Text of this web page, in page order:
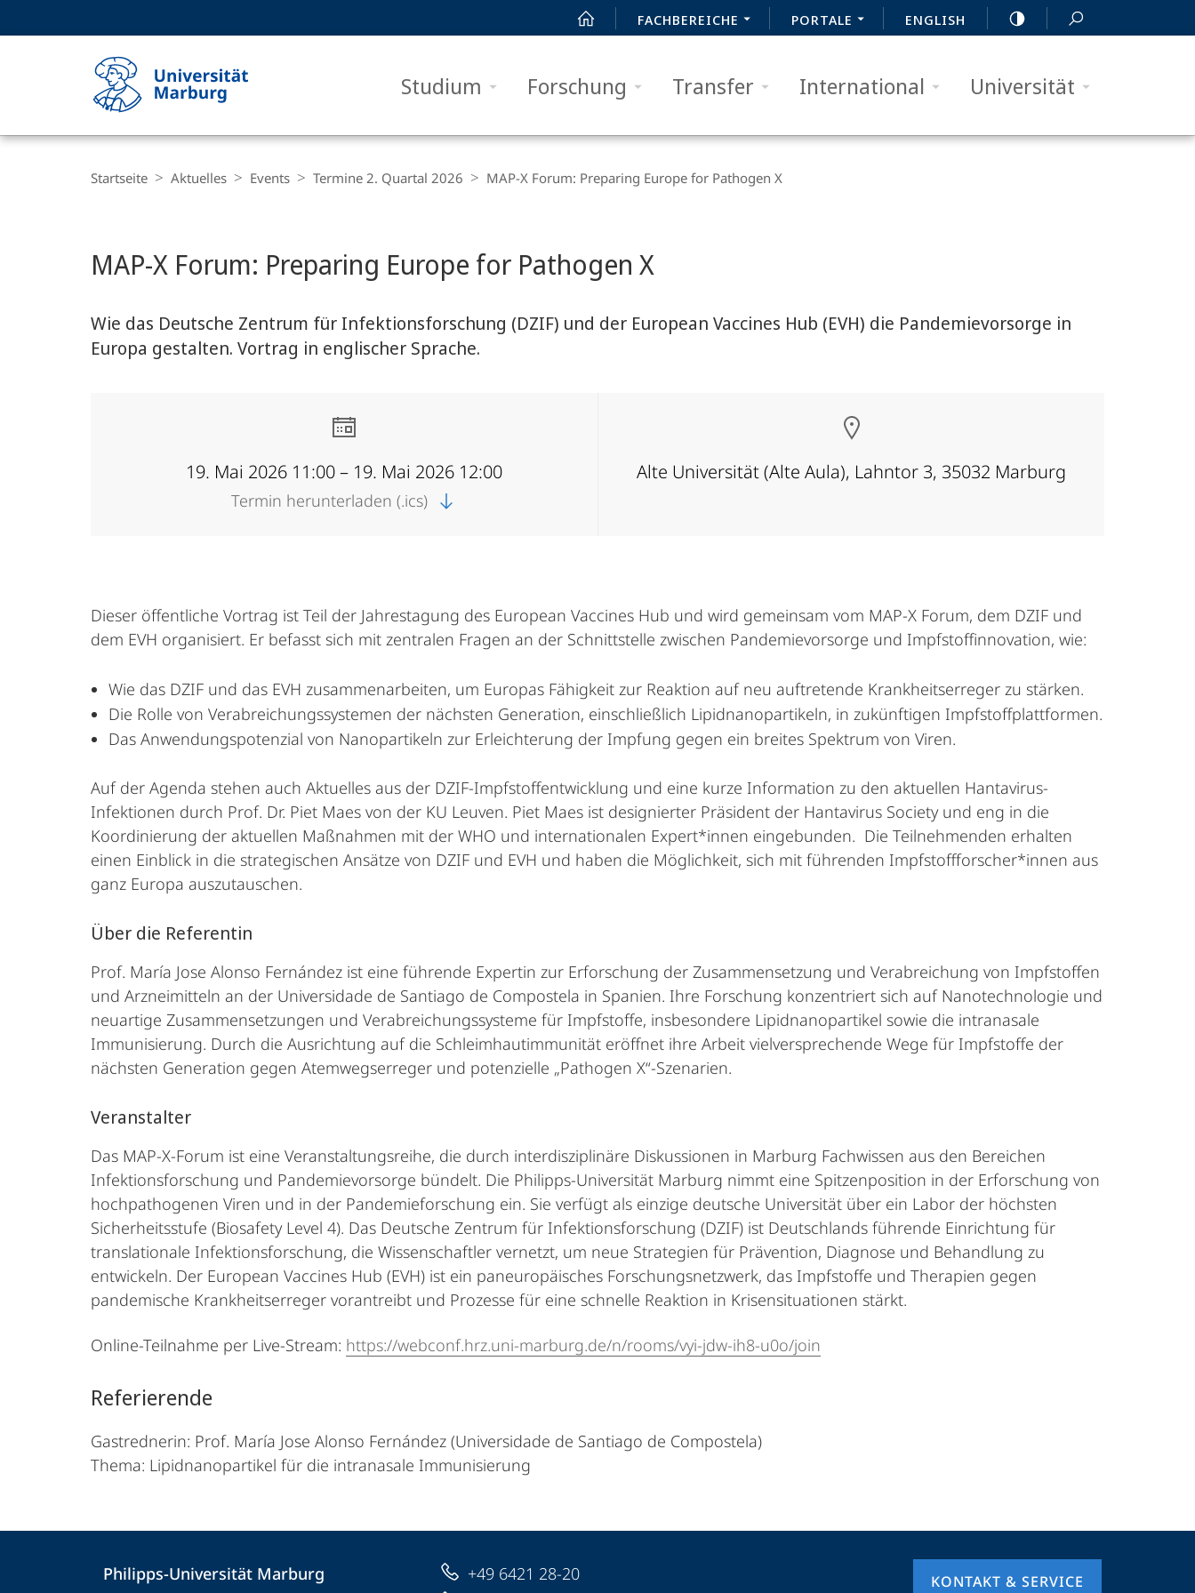
FACHBEREICHE PORTALE ENGLISH
Studium Forschung Transfer International Universität
Philipps-
Marburg
Navigation
Startseite Aktuelles Events Termine 2. Quartal 2026 MAP-X Forum: Preparing Europe for Pathogen X
MAP-X Forum: Preparing Europe for Pathogen X
Wie das Deutsche Zentrum für Infektionsforschung (DZIF) und der European Vaccines Hub (EVH) die Pandemievorsorge in
Europa gestalten. Vortrag in englischer Sprache.
19. Mai 2026 11:00 – 19. Mai 2026 12:00
Termin herunterladen (.ics)
Alte Universität (Alte Aula), Lahntor 3, 35032 Marburg
Dieser öffentliche Vortrag ist Teil der Jahrestagung des European Vaccines Hub und wird gemeinsam vom MAP-X Forum, dem DZIF und
dem EVH organisiert. Er befasst sich mit zentralen Fragen an der Schnittstelle zwischen Pandemievorsorge und Impfstoffinnovation, wie:
Wie das DZIF und das EVH zusammenarbeiten, um Europas Fähigkeit zur Reaktion auf neu auftretende Krankheitserreger zu stärken.
Die Rolle von Verabreichungssystemen der nächsten Generation, einschließlich Lipidnanopartikeln, in zukünftigen Impfstoffplattformen.
Das Anwendungspotenzial von Nanopartikeln zur Erleichterung der Impfung gegen ein breites Spektrum von Viren.
Auf der Agenda stehen auch Aktuelles aus der DZIF-Impfstoffentwicklung und eine kurze Information zu den aktuellen Hantavirus-
Infektionen durch Prof. Dr. Piet Maes von der KU Leuven. Piet Maes ist designierter Präsident der Hantavirus Society und eng in die
Koordinierung der aktuellen Maßnahmen mit der WHO und internationalen Expert*innen eingebunden. Die Teilnehmenden erhalten
einen Einblick in die strategischen Ansätze von DZIF und EVH und haben die Möglichkeit, sich mit führenden Impfstoffforscher*innen aus
ganz Europa auszutauschen.
Über die Referentin
Prof. María Jose Alonso Fernández ist eine führende Expertin zur Erforschung der Zusammensetzung und Verabreichung von Impfstoffen
und Arzneimitteln an der Universidade de Santiago de Compostela in Spanien. Ihre Forschung konzentriert sich auf Nanotechnologie und
neuartige Zusammensetzungen und Verabreichungssysteme für Impfstoffe, insbesondere Lipidnanopartikel sowie die intranasale
Immunisierung. Durch die Ausrichtung auf die Schleimhautimmunität eröffnet ihre Arbeit vielversprechende Wege für Impfstoffe der
nächsten Generation gegen Atemwegserreger und potenzielle „Pathogen X“-Szenarien.
Veranstalter
Das MAP-X-Forum ist eine Veranstaltungsreihe, die durch interdisziplinäre Diskussionen in Marburg Fachwissen aus den Bereichen
Infektionsforschung und Pandemievorsorge bündelt. Die Philipps-Universität Marburg nimmt eine Spitzenposition in der Erforschung von
hochpathogenen Viren und in der Pandemieforschung ein. Sie verfügt als einzige deutsche Universität über ein Labor der höchsten
Sicherheitsstufe (Biosafety Level 4). Das Deutsche Zentrum für Infektionsforschung (DZIF) ist Deutschlands führende Einrichtung für
translationale Infektionsforschung, die Wissenschaftler vernetzt, um neue Strategien für Prävention, Diagnose und Behandlung zu
entwickeln. Der European Vaccines Hub (EVH) ist ein paneuropäisches Forschungsnetzwerk, das Impfstoffe und Therapien gegen
pandemische Krankheitserreger vorantreibt und Prozesse für eine schnelle Reaktion in Krisensituationen stärkt.
Online-Teilnahme per Live-Stream: https://webconf.hrz.uni-marburg.de/n/rooms/vyi-jdw-ih8-u0o/join
Referierende
Gastrednerin: Prof. María Jose Alonso Fernández (Universidade de Santiago de Compostela)
Thema: Lipidnanopartikel für die intranasale Immunisierung
Kontaktinformationen
Philipps-Universität Marburg
+49 6421 28-20
KONTAKT & SERVICE